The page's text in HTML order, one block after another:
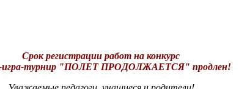
Срок регистрации работ на конкурс
турнир "ПОЛЕТ ПРОДОЛЖАЕТСЯ" продлен!